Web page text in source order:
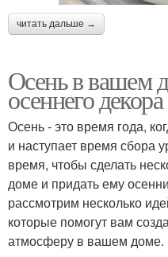
читать дальше →
Осень в вашем
осеннего декора
Осень - это время года,
и наступает время сбора
время, чтобы сделать
доме и придать ему
рассмотрим несколько
которые помогут вам
атмосферу в вашем доме.